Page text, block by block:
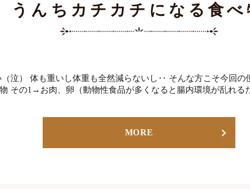
うんちカチカチになる食べ
泣） 体も重いし体重も全然減らないし‥ そんな方こそ今回の
その1→お肉、卵（動物性食品が多くなると腸内環境が乱れ
MORE